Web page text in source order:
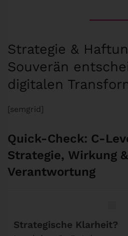
Strategie &
Souverän
digitalen
[semgrid]
Quick-Check: C-
Strategie, Wirkung &
Verantwortung
Strategische Klarheit?